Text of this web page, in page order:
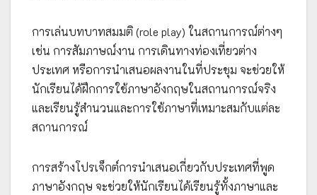
การเล่นบทบาทสมมติ (role play) ในสถานการณ์ต่างๆ
เช่น การสัมภาษณ์งาน การเดินทางท่องเที่ยวต่าง
ประเทศ หรือการนำเสนอผลงานในที่ประชุม จะช่วยให้
นักเรียนได้ฝึกการใช้ภาษาอังกฤษในสถานการณ์จริง
และเรียนรู้สำนวนและการใช้ภาษาที่เหมาะสมกับแต่ละ
สถานการณ์
การสร้างโปรเจ็กต์การนำเสนอเกี่ยวกับประเทศที่พูด
ภาษาอังกฤษ จะช่วยให้นักเรียนได้เรียนรู้ทั้งภาษาและ